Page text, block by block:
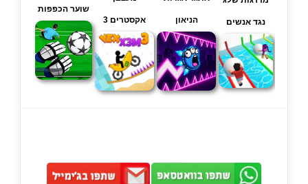
נגד אנשים הניאון אקסטרים 3
שוער הכפפות